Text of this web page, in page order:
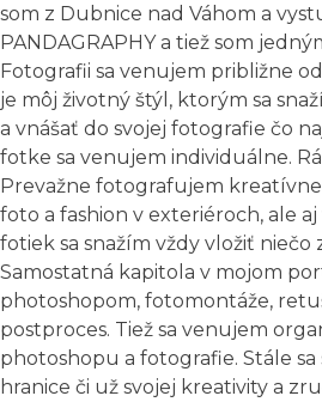
som z Dubnice nad Váhom a
PANDAGRAPHY a tiež som
Fotografii sa venujem približne
je môj životný štýl, ktorým sa
a vnášať do svojej fotografie čo
fotke sa venujem individuálne.
Prevažne fotografujem
foto a fashion v exteriéroch, ale aj
fotiek sa snažím vždy vložiť niečo
Samostatná kapitola v mojom
photoshopom, fotomontáže,
postproces. Tiež sa venujem
photoshopu a fotografie. Stále
hranice či už svojej kreativity a